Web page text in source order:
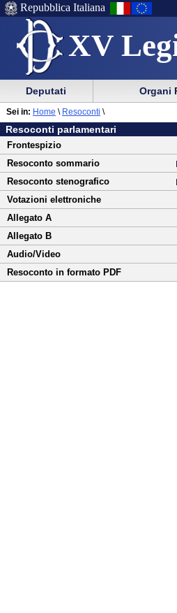
XV
Menu
di
ausilio
alla
navigazione
Menu
di
navigazione
principale
Repubblica Italiana
Menu
di
navigazione
principale
menu
di
sezione
Deputati Organi
Vai
al
contenuto
Resoconti parlamentari
Frontespizio
Resoconto sommario
Resoconto stenografico
Votazioni elettroniche
Allegato A
Allegato B
Audio/Video
Resoconto in formato PDF
Sei in: Home \ Resoconti \